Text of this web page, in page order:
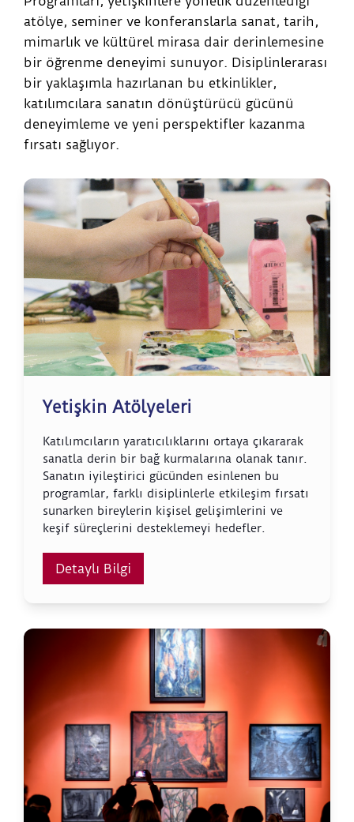
ediyoruz.
atölye, seminer ve konferanslarla sanat, tarih,
mimarlık ve kültürel mirasa dair derinlemesine
bir öğrenme deneyimi sunuyor. Disiplinlerarası
bir yaklaşımla hazırlanan bu etkinlikler,
katılımcılara sanatın dönüştürücü gücünü
deneyimleme ve yeni perspektifler kazanma
fırsatı sağlıyor.
Yetişkin Atölyeleri
Katılımcıların yaratıcılıklarını ortaya çıkararak
sanatla derin bir bağ kurmalarına olanak tanır.
Sanatın iyileştirici gücünden esinlenen bu
programlar, farklı disiplinlerle etkileşim fırsatı
sunarken bireylerin kişisel gelişimlerini ve
keşif süreçlerini desteklemeyi hedefler.
Detaylı Bilgi